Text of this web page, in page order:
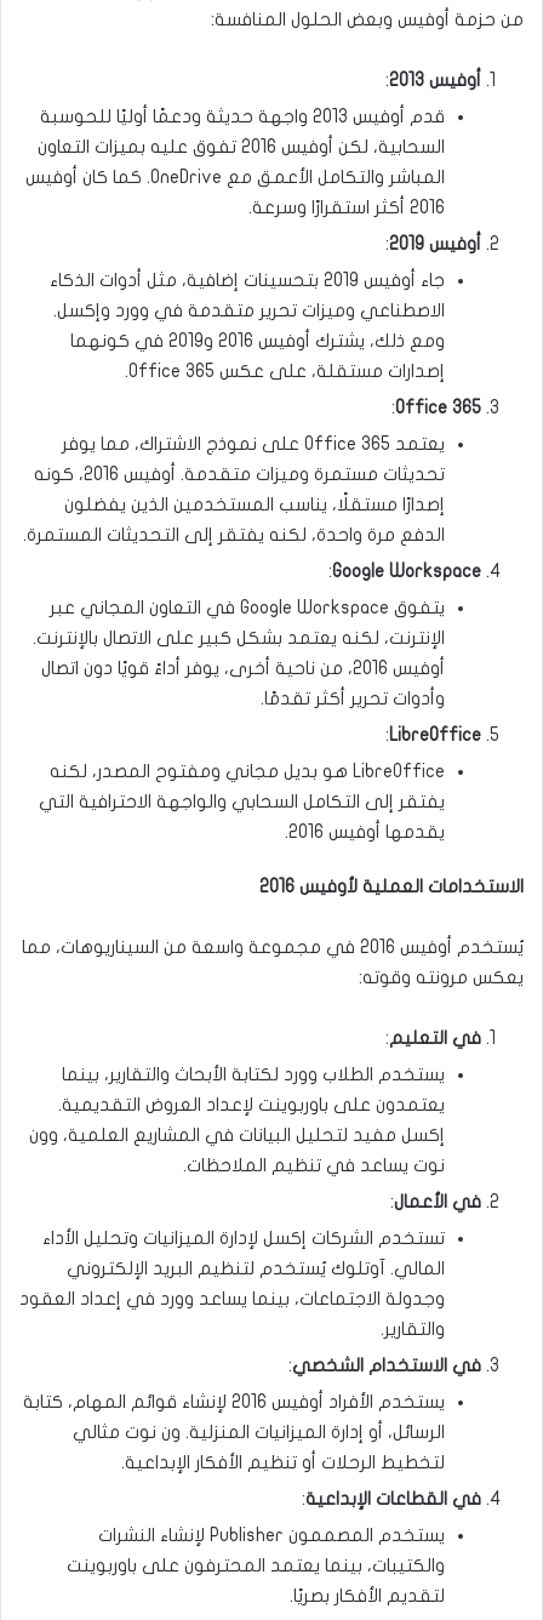
من حزمة أوفيس وبعض الحلول المنافسة:
أوفيس 2013
:
قدم أوفيس 2013 واجهة حديثة ودعمًا أوليًا للحوسبة
السحابية، لكن أوفيس 2016 تفوق عليه بميزات التعاون
المباشر والتكامل الأعمق مع OneDrive. كما كان أوفيس
2016 أكثر استقرارًا وسرعة.
أوفيس 2019
:
جاء أوفيس 2019 بتحسينات إضافية، مثل أدوات الذكاء
الاصطناعي وميزات تحرير متقدمة في وورد وإكسل.
ومع ذلك، يشترك أوفيس 2016 و2019 في كونهما
إصدارات مستقلة، على عكس Office 365.
Office 365
:
يعتمد Office 365 على نموذج الاشتراك، مما يوفر
تحديثات مستمرة وميزات متقدمة. أوفيس 2016، كونه
إصدارًا مستقلًا، يناسب المستخدمين الذين يفضلون
الدفع مرة واحدة، لكنه يفتقر إلى التحديثات المستمرة.
Google Workspace
:
يتفوق Google Workspace في التعاون المجاني عبر
الإنترنت، لكنه يعتمد بشكل كبير على الاتصال بالإنترنت.
أوفيس 2016، من ناحية أخرى، يوفر أداءً قويًا دون اتصال
وأدوات تحرير أكثر تقدمًا.
LibreOffice
:
LibreOffice هو بديل مجاني ومفتوح المصدر، لكنه
يفتقر إلى التكامل السحابي والواجهة الاحترافية التي
يقدمها أوفيس 2016.
الاستخدامات العملية لأوفيس 2016
يُستخدم أوفيس 2016 في مجموعة واسعة من السيناريوهات، مما
يعكس مرونته وقوته:
في التعليم:
يستخدم الطلاب وورد لكتابة الأبحاث والتقارير، بينما
يعتمدون على باوربوينت لإعداد العروض التقديمية.
إكسل مفيد لتحليل البيانات في المشاريع العلمية، وون
نوت يساعد في تنظيم الملاحظات.
في الأعمال:
تستخدم الشركات إكسل لإدارة الميزانيات وتحليل الأداء
المالي. آوتلوك يُستخدم لتنظيم البريد الإلكتروني
وجدولة الاجتماعات، بينما يساعد وورد في إعداد العقود
والتقارير.
في الاستخدام الشخصي:
يستخدم الأفراد أوفيس 2016 لإنشاء قوائم المهام، كتابة
الرسائل، أو إدارة الميزانيات المنزلية. ون نوت مثالي
لتخطيط الرحلات أو تنظيم الأفكار الإبداعية.
في القطاعات الإبداعية:
يستخدم المصممون Publisher لإنشاء النشرات
والكتيبات، بينما يعتمد المحترفون على باوربوينت
لتقديم الأفكار بصريًا.